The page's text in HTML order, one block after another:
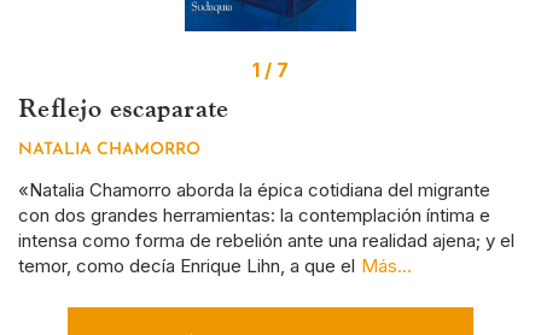
Reflejo escaparate
NATALIA CHAMORRO
«Natalia Chamorro aborda la épica cotidiana del migrante
con dos grandes herramientas: la contemplación íntima e
intensa como forma de rebelión ante una realidad ajena; y el
temor, como decía Enrique Lihn, a que el Más...
1 / 7